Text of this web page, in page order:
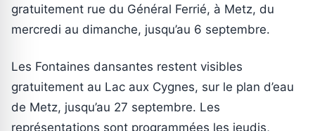
gratuitement rue du Général Ferrié, à Metz, du
mercredi au dimanche, jusqu’au 6 septembre.
Les Fontaines dansantes restent visibles
gratuitement au Lac aux Cygnes, sur le plan d’eau
de Metz, jusqu’au 27 septembre. Les
représentations sont programmées les jeudis,